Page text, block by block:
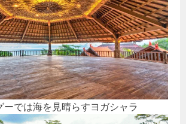
ーでは海を見晴らすヨガシャラ